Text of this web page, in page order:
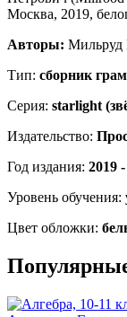
Авторы: Мильруд
Тип: сборник
Серия: starlight
Издательство:
Год издания: 2019
Уровень обучения:
Цвет обложки: